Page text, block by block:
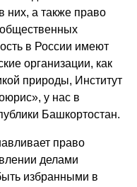
них, а также право
в России имеют
организации, как
природы, Институт
у нас в
Башкортостан.
право
делами
избранными в